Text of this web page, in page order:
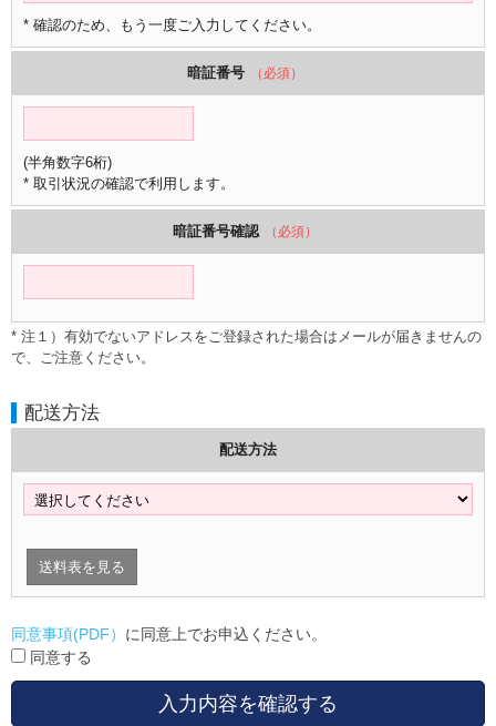
* 確認のため、もう一度ご入力してください。
暗証番号 （必須）
(半角数字6桁)
* 取引状況の確認で利用します。
暗証番号確認 （必須）
* 注１）有効でないアドレスをご登録された場合はメールが届きませんの
で、ご注意ください。
配送方法
配送方法
送料表を見る
同意事項(PDF） に同意上でお申込ください。
同意する
入力内容を確認する